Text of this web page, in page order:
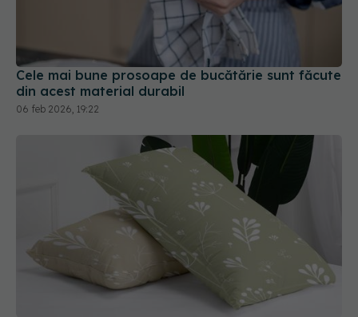
Cele mai bune prosoape de bucătărie sunt făcute
din acest material durabil
06 feb 2026, 19:22